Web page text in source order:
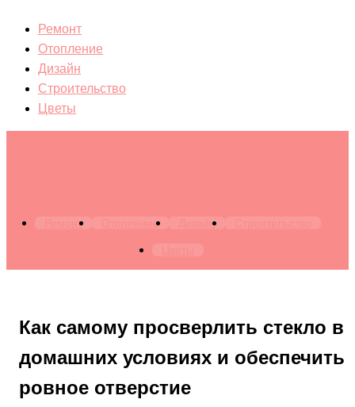
Ремонт
Отопление
Дизайн
Строительство
Цветы
Ремонт Отопление Дизайн
Как самому просверлить стекло в
домашних условиях и обеспечить
ровное отверстие